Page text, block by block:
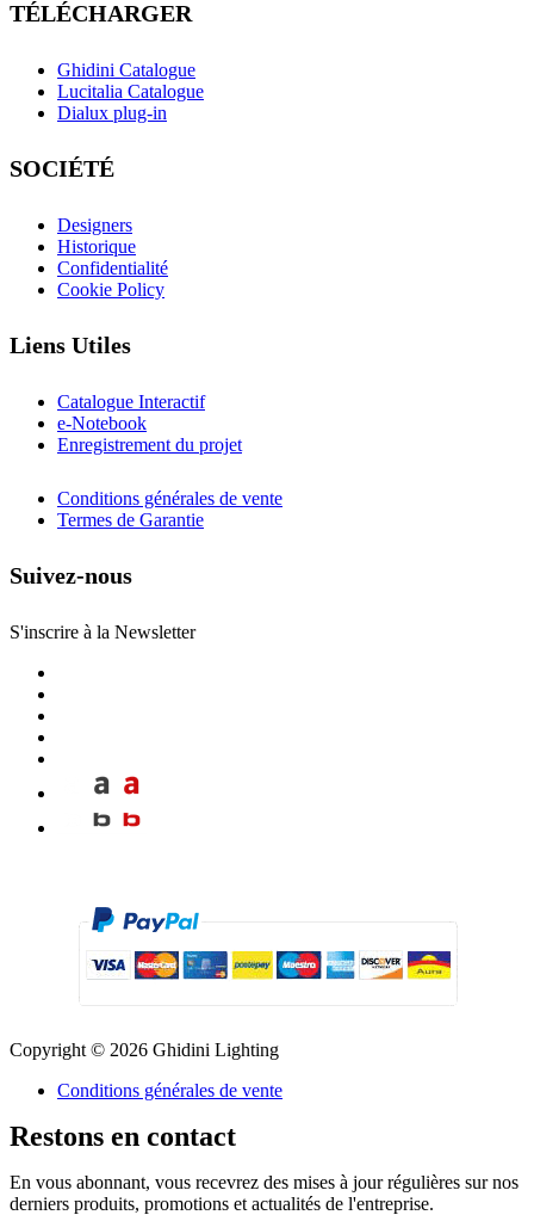
TÉLÉCHARGER
Ghidini Catalogue
Lucitalia Catalogue
Dialux plug-in
SOCIÉTÉ
Designers
Historique
Confidentialité
Cookie Policy
Liens Utiles
Catalogue Interactif
e-Notebook
Enregistrement du projet
Conditions générales de vente
Termes de Garantie
Suivez-nous
S'inscrire à la Newsletter
Copyright © 2026 Ghidini Lighting
Conditions générales de vente
Restons en contact
En vous abonnant, vous recevrez des mises à jour régulières sur nos
derniers produits, promotions et actualités de l'entreprise.